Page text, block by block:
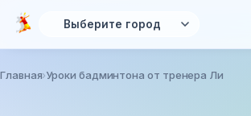
Перейти к основному содержанию
Главная Уроки бадминтона от тренера Ли